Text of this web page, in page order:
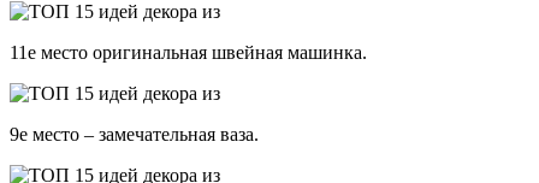
11е место оригинальная швейная машинка.
9е место – замечательная ваза.